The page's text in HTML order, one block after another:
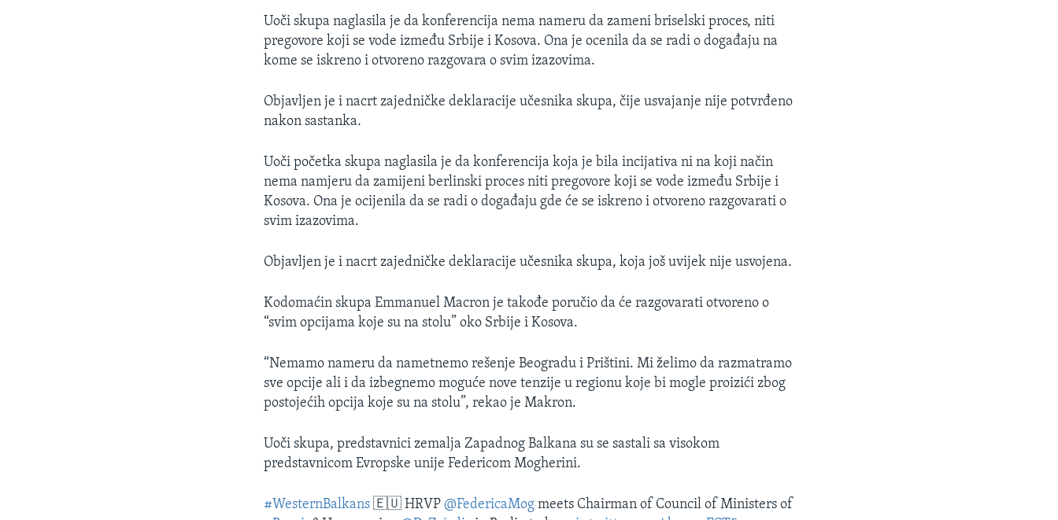
Uoči skupa naglasila je da konferencija nema nameru da zameni briselski proces, niti
pregovore koji se vode između Srbije i Kosova. Ona je ocenila da se radi o događaju na
kome se iskreno i otvoreno razgovara o svim izazovima.
Objavljen je i nacrt zajedničke deklaracije učesnika skupa, čije usvajanje nije potvrđeno
nakon sastanka.
Uoči početka skupa naglasila je da konferencija koja je bila incijativa ni na koji način
nema namjeru da zamijeni berlinski proces niti pregovore koji se vode između Srbije i
Kosova. Ona je ocijenila da se radi o događaju gde će se iskreno i otvoreno razgovarati o
svim izazovima.
Objavljen je i nacrt zajedničke deklaracije učesnika skupa, koja još uvijek nije usvojena.
Kodomaćin skupa Emmanuel Macron je takođe poručio da će razgovarati otvoreno o
“svim opcijama koje su na stolu” oko Srbije i Kosova.
“Nemamo nameru da nametnemo rešenje Beogradu i Prištini. Mi želimo da razmatramo
sve opcije ali i da izbegnemo moguće nove tenzije u regionu koje bi mogle proizići zbog
postojećih opcija koje su na stolu”, rekao je Makron.
Uoči skupa, predstavnici zemalja Zapadnog Balkana su se sastali sa visokom
predstavnicom Evropske unije Federicom Mogherini.
#WesternBalkans 🇪🇺 HRVP@FedericaMog meets Chairman of Council of Ministers of